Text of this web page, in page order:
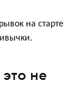
на старте
не